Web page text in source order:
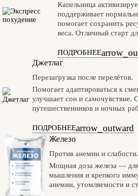
Капельница
поддерживает
помогает сохранить
веса. Отличный старт
ПОДРОБНЕЕ
Джетлаг
Перезагрузка после перелётов.
Помогает адаптироваться к
улучшает сон и самочувствие.
путешественников и ночных
ПОДРОБНЕЕarrow_outward
Железо
Против анемии и слабости.
Мощная доза железа — для
мышления и крепкого
анемии, утомляемости и